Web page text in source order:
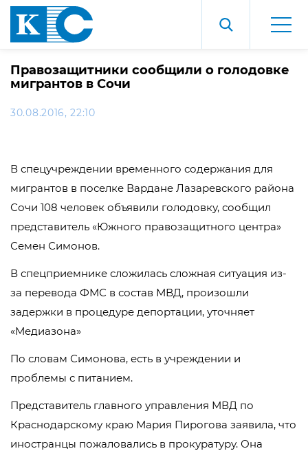
Правозащитники сообщили о голодовке
мигрантов в Сочи
30.08.2016, 22:10
В спецучреждении временного содержания для
мигрантов в поселке Вардане Лазаревского района
Сочи 108 человек объявили голодовку, сообщил
представитель «Южного правозащитного центра»
Семен Симонов.
В спецприемнике сложилась сложная ситуация из-
за перевода ФМС в состав МВД, произошли
задержки в процедуре депортации, уточняет
«Медиазона»
По словам Симонова, есть в учреждении и
проблемы с питанием.
Представитель главного управления МВД по
Краснодарскому краю Мария Пирогова заявила, что
иностранцы пожаловались в прокуратуру. Она